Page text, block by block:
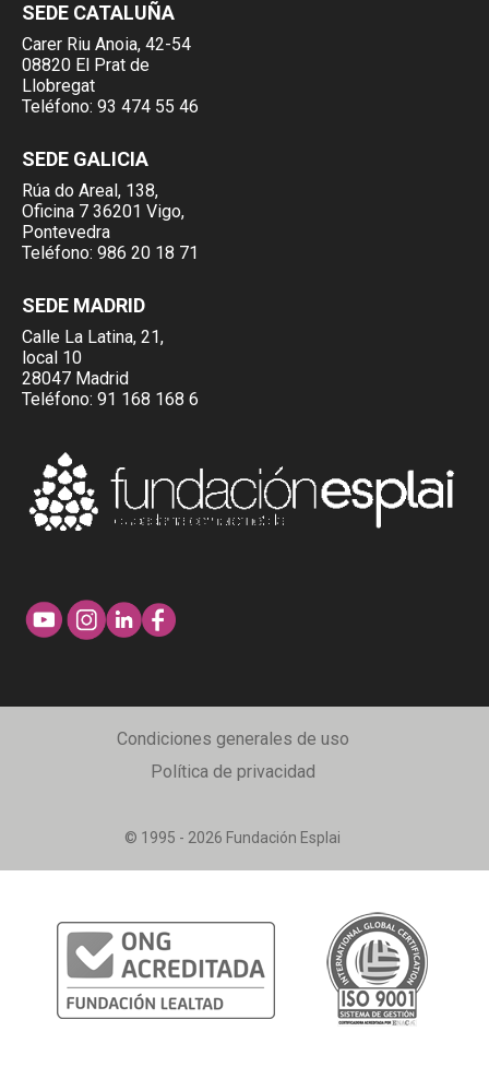
SEDE CATALUÑA
Carer Riu Anoia, 42-54
08820 El Prat de
Llobregat
Teléfono: 93 474 55 46
SEDE GALICIA
Rúa do Areal, 138,
Oficina 7 36201 Vigo,
Pontevedra
Teléfono: 986 20 18 71
SEDE MADRID
Calle La Latina, 21,
local 10
28047 Madrid
Teléfono: 91 168 168 6
© 1995 - 2026 Fundación Esplai
Condiciones generales de uso
Política de privacidad